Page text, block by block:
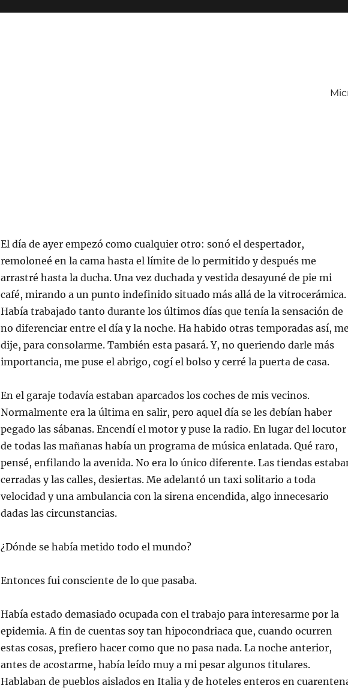
El día de ayer empezó como cualquier otro: sonó el despertador,
remoloneé en la cama hasta el límite de lo permitido y después me
arrastré hasta la ducha. Una vez duchada y vestida desayuné de pie mi
café, mirando a un punto indefinido situado más allá de la vitrocerámica.
Había trabajado tanto durante los últimos días que tenía la sensación de
no diferenciar entre el día y la noche. Ha habido otras temporadas así, me
dije, para consolarme. También esta pasará. Y, no queriendo darle más
importancia, me puse el abrigo, cogí el bolso y cerré la puerta de casa.
En el garaje todavía estaban aparcados los coches de mis vecinos.
Normalmente era la última en salir, pero aquel día se les debían haber
pegado las sábanas. Encendí el motor y puse la radio. En lugar del locutor
de todas las mañanas había un programa de música enlatada. Qué raro,
pensé, enfilando la avenida. No era lo único diferente. Las tiendas
cerradas y las calles, desiertas. Me adelantó un taxi solitario a toda
velocidad y una ambulancia con la sirena encendida, algo innecesario
dadas las circunstancias.
¿Dónde se había metido todo el mundo?
Entonces fui consciente de lo que pasaba.
Había estado demasiado ocupada con el trabajo para interesarme por la
epidemia. A fin de cuentas soy tan hipocondriaca que, cuando ocurren
estas cosas, prefiero hacer como que no pasa nada. La noche anterior,
antes de acostarme, había leído muy a mi pesar algunos titulares.
Hablaban de pueblos aislados en Italia y de hoteles enteros en